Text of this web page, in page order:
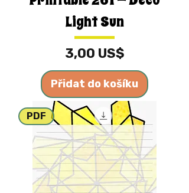
Light Sun
Cena
3,00 US$
Přidat do košíku
PDF